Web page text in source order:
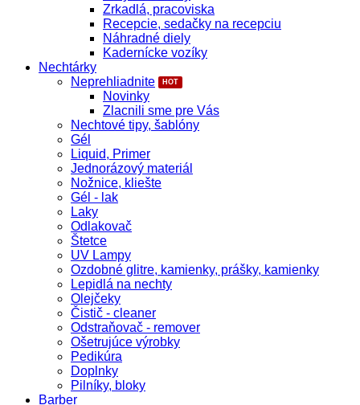
Zrkadlá, pracoviska
Recepcie, sedačky na recepciu
Náhradné diely
Kadernícke vozíky
Nechtárky
Neprehliadnite
Novinky
Zlacnili sme pre Vás
Nechtové tipy, šablóny
Gél
Liquid, Primer
Jednorázový materiál
Nožnice, kliešte
Gél - lak
Laky
Odlakovač
Štetce
UV Lampy
Ozdobné glitre, kamienky, prášky, kamienky
Lepidlá na nechty
Olejčeky
Čistič - cleaner
Odstraňovač - remover
Ošetrujúce výrobky
Pedikúra
Doplnky
Pilníky, bloky
Barber